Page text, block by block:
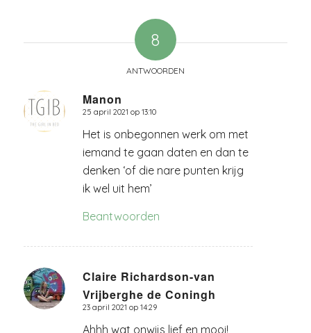
8
ANTWOORDEN
Manon
zegt:
25 april 2021 op 13:10
Het is onbegonnen werk om met
iemand te gaan daten en dan te
denken ‘of die nare punten krijg
ik wel uit hem’
Beantwoorden
Claire Richardson-van
Vrijberghe de Coningh
zegt:
23 april 2021 op 14:29
Ahhh wat onwijs lief en mooi!